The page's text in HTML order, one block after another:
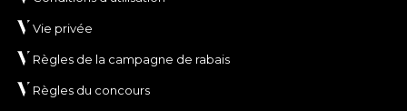
Vie privée
Règles de la campagne de rabais
Règles du concours